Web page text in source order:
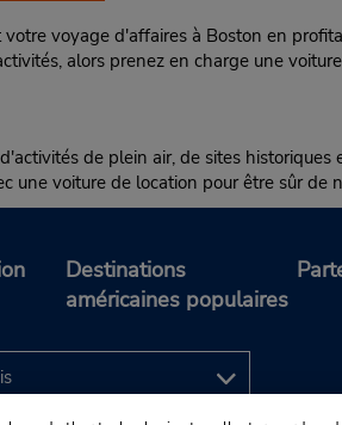
voyage d'affaires à Boston en
alors prenez en charge une
de plein air, de sites
une voiture de location pour être sûr de
Destinations
américaines populaires